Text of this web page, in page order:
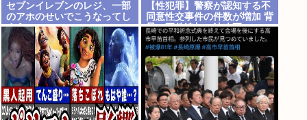
セブンイレブンのレジ、一部
のアホのせいでこうなってし
まう
【性犯罪】警察が認知する不
同意性交事件の件数が増加 背
景に要件追加の法改正